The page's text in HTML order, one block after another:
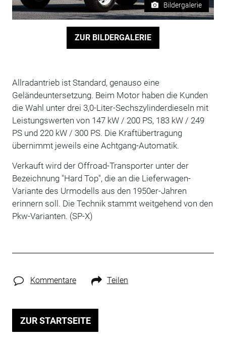
Bildergalerie
ZUR BILDERGALERIE
Allradantrieb ist Standard, genauso eine
Geländeuntersetzung. Beim Motor haben die Kunden
die Wahl unter drei 3,0-Liter-Sechszylinderdieseln mit
Leistungswerten von 147 kW / 200 PS, 183 kW / 249
PS und 220 kW / 300 PS. Die Kraftübertragung
übernimmt jeweils eine Achtgang-Automatik.
Verkauft wird der Offroad-Transporter unter der
Bezeichnung "Hard Top", die an die Lieferwagen-
Variante des Urmodells aus den 1950er-Jahren
erinnern soll. Die Technik stammt weitgehend von den
Pkw-Varianten. (SP-X)
Kommentare Teilen
ZUR STARTSEITE